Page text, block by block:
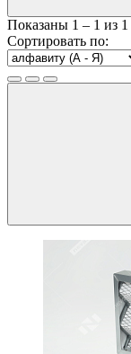
Показаны 1 – 1 из 1
Сортировать по: